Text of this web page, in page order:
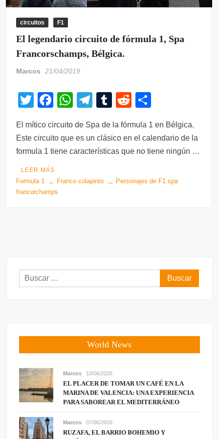
circuitos F1
El legendario circuito de fórmula 1, Spa
Francorschamps, Bélgica.
Marcos 21/04/2019
T
tt
er
F
c
e
o
o
W
at
s
p
T
e
gr
m
T
m
bl
R
d
di
m
p
tir
El mítico circuito de Spa de la fórmula 1 en Bélgica.
Este circuito que es un clásico en el calendario de la
formula 1 tiene características que no tiene ningún …
LEER MÁS
Formula 1 Franco colapinto
Personajes de F1 spa
francorchamps
Buscar:
World News
Marcos 10/06/2026
EL PLACER DE TOMAR UN CAFÉ EN LA
MARINA DE VALENCIA: UNA EXPERIENCIA
PARA SABOREAR EL MEDITERRÁNEO
Marcos 07/06/2026
RUZAFA, EL BARRIO BOHEMIO Y